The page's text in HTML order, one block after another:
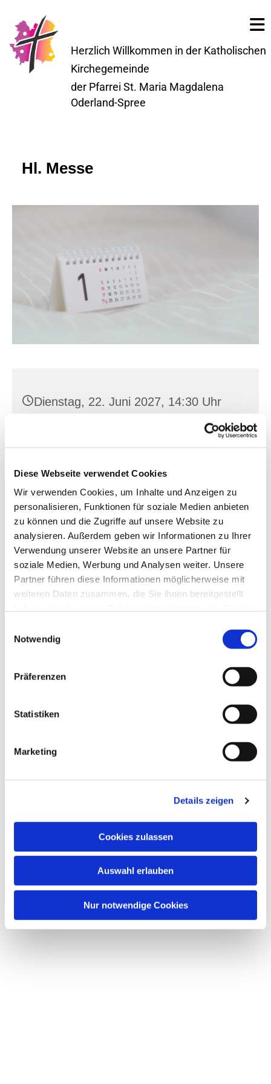
Diese Webseite verwendet Cookies
Wir verwenden Cookies, um Inhalte und Anzeigen zu
personalisieren, Funktionen für soziale Medien anbieten
zu können und die Zugriffe auf unsere Website zu
analysieren. Außerdem geben wir Informationen zu Ihrer
Verwendung unserer Website an unsere Partner für
soziale Medien, Werbung und Analysen weiter. Unsere
Partner führen diese Informationen möglicherweise mit
weiteren Daten zusammen, die Sie ihnen bereitgestellt
Notwendig
Präferenzen
Statistiken
Marketing
Details zeigen
Cookies zulassen
Auswahl erlauben
Nur notwendige Cookies
Herzlich Willkommen in der Katholischen
Kirchegemeinde
der Pfarrei St. Maria Magdalena
Oderland-Spree
Hl. Messe
Dienstag, 22. Juni 2027, 14:30 Uhr
St. Hedwig, Karl-Marx-Straße 15,
15374 Müncheberg
interessieren